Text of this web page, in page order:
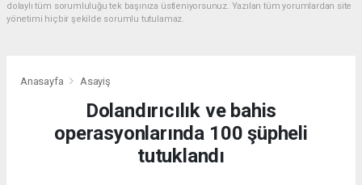
dolaylı tüm sorumluluğu tek başınıza üstleniyorsunuz. Yazılan tüm yorumlardan site
yönetimi hiçbir şekilde sorumlu tutulamaz.
Anasayfa Asayiş
Dolandırıcılık ve bahis
operasyonlarında 100 şüpheli
tutuklandı